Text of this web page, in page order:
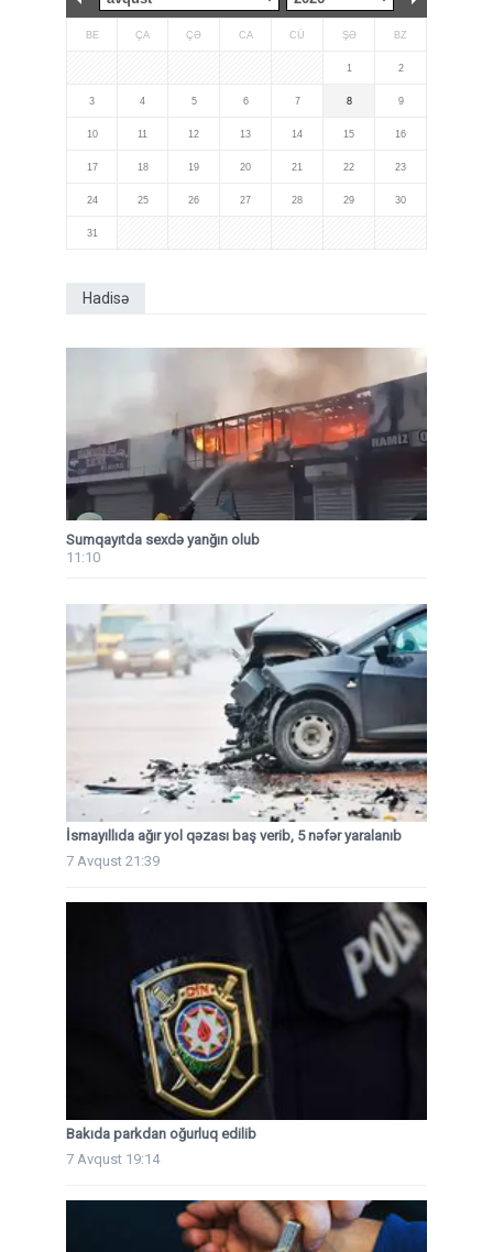
BE ÇA ÇƏ CA CÜ ŞƏ BZ
1 2
3 4 5 6 7 8 9
10 11 12 13 14 15 16
17 18 19 20 21 22 23
24 25 26 27 28 29 30
31
Hadisə
Sumqayıtda sexdə yanğın olub
11:10
İsmayıllıda ağır yol qəzası baş verib, 5 nəfər yaralanıb
7 Avqust 21:39
Bakıda parkdan oğurluq edilib
7 Avqust 19:14